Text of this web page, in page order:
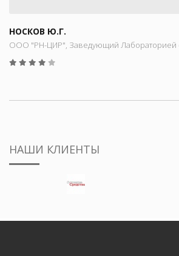
НОСКОВ Ю.Г.
ООО "РН-ЦИР", Заведующий Лабораторией
НАШИ КЛИЕНТЫ